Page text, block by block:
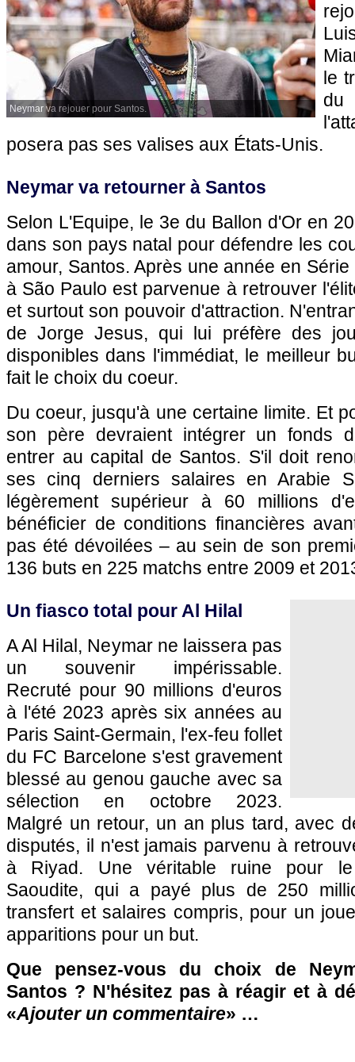
Neymar va rejouer pour Santos.
le
posera pas ses valises aux États-Unis.
Neymar va retourner à Santos
Selon L'Equipe, le 3e du Ballon d'Or en
dans son pays natal pour défendre les
amour, Santos. Après une année en
à São Paulo est parvenue à retrouver
et surtout son pouvoir d'attraction.
de Jorge Jesus, qui lui préfère des
disponibles dans l'immédiat, le meilleur
fait le choix du coeur.
Du coeur, jusqu'à une certaine limite. Et
son père devraient intégrer un fonds
entrer au capital de Santos. S'il doit
ses cinq derniers salaires en Arabie
légèrement supérieur à 60 millions
bénéficier de conditions financières
pas été dévoilées – au sein de son
136 buts en 225 matchs entre 2009 et
Un fiasco total pour Al Hilal
A Al Hilal, Neymar ne laissera pas
un souvenir impérissable.
Recruté pour 90 millions d'euros
à l'été 2023 après six années au
Paris Saint-Germain, l'ex-feu follet
du FC Barcelone s'est gravement
blessé au genou gauche avec sa
sélection en octobre 2023.
Malgré un retour, un an plus tard, avec
disputés, il n'est jamais parvenu à
à Riyad. Une véritable ruine pour le
Saoudite, qui a payé plus de 250
transfert et salaires compris, pour un
apparitions pour un but.
Que pensez-vous du choix de
Santos ? N'hésitez pas à réagir et à
«Ajouter un commentaire» …